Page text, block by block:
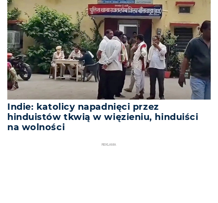
Indie: katolicy napadnięci przez
hinduistów tkwią w więzieniu, hinduiści
na wolności
REKLAMA